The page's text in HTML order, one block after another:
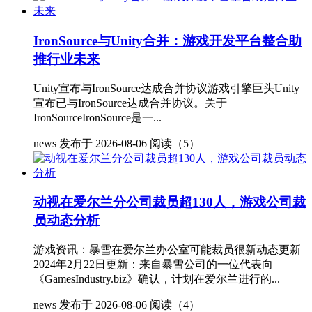
IronSource与Unity合并：游戏开发平台整合助
推行业未来
Unity宣布与IronSource达成合并协议游戏引擎巨头Unity
宣布已与IronSource达成合并协议。关于
IronSourceIronSource是一...
news 发布于 2026-08-06 阅读（5）
动视在爱尔兰分公司裁员超130人，游戏公司裁
员动态分析
游戏资讯：暴雪在爱尔兰办公室可能裁员很新动态更新
2024年2月22日更新：来自暴雪公司的一位代表向
《GamesIndustry.biz》确认，计划在爱尔兰进行的...
news 发布于 2026-08-06 阅读（4）